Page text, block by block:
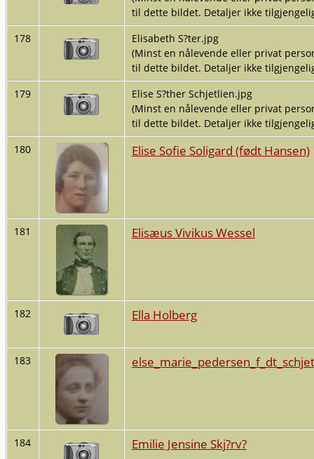
til dette bildet. Detaljer ikke
178
Elisabeth S?ter.jpg
(Minst en nålevende eller privat
til dette bildet. Detaljer ikke
179
Elise S?ther Schjetlien.jpg
(Minst en nålevende eller privat
til dette bildet. Detaljer ikke
180
Elise Sofie Soligard (født Hansen)
181 Elisæus Vivikus Wessel
182 Ella Holberg
183
184 Emilie Jensine Skj?rv?